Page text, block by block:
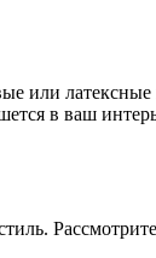
или
в ваш